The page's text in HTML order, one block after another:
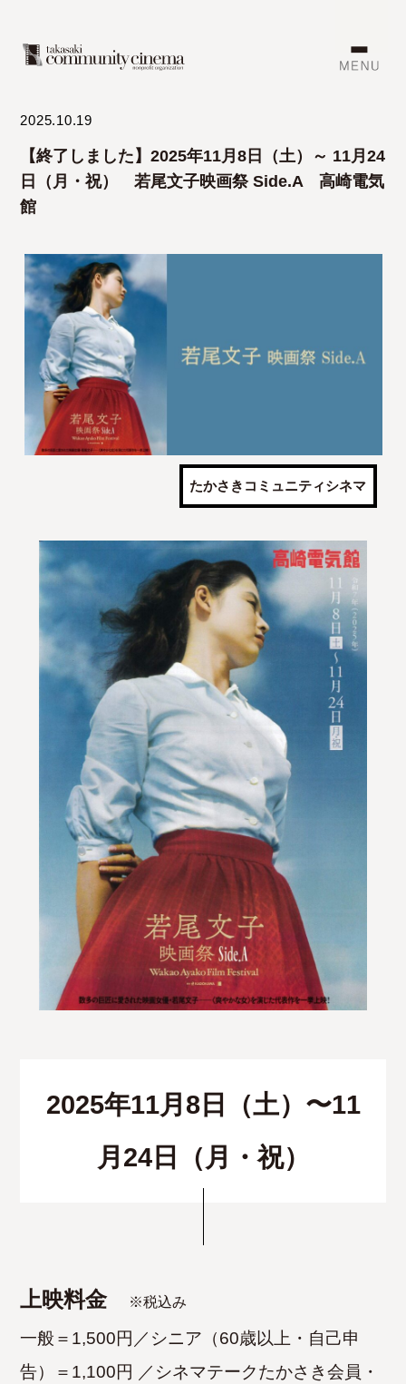
2025.10.19
【終了しました】2025年11月8日（土）～ 11月24
日（月・祝） 若尾文子映画祭 Side.A 高崎電気
館
たかさきコミュニティシネマ
2025年11月8日（土）〜11
月24日（月・祝）
上映料金 ※税込み
一般＝1,500円／シニア（60歳以上・自己申
告）＝1,100円 ／ シネマテークたかさき会員・